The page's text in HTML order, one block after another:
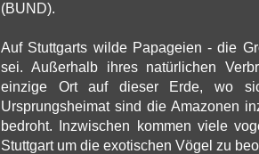
(BUND).
Auf Stuttgarts wilde Papageien - die
sei. Außerhalb ihres natürlichen
einzige Ort auf dieser Erde, wo
Ursprungsheimat sind die Amazonen
bedroht. Inzwischen kommen viele
Stuttgart um die exotischen Vögel zu